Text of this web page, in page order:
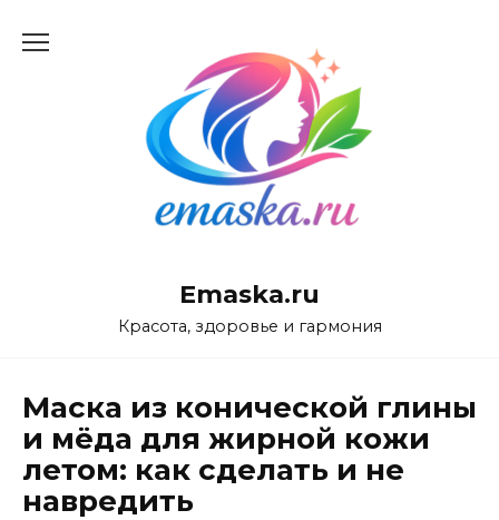
Emaska.ru
Красота, здоровье и гармония
Маска из конической глины
и мёда для жирной кожи
летом: как сделать и не
навредить